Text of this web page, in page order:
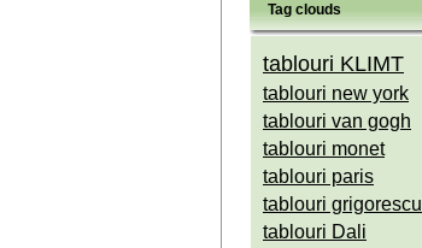
Tag clouds
tablouri KLIMT
tablouri new york
tablouri van gogh
tablouri monet
tablouri paris
tablouri grigorescu
tablouri Dali